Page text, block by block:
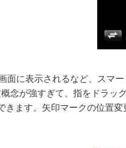
面に表示されるなど、スマ
念が強すぎて、指をドラッ
ます。矢印マークの位置変